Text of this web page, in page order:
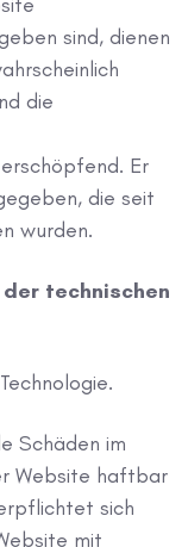
sind, dienen
die
Er
die seit
wurden.
technischen
Schäden im
Website haftbar
sich
mit